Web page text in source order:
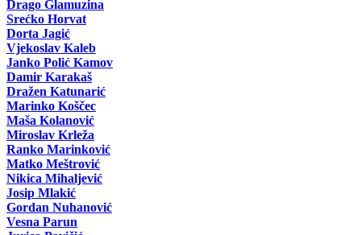
Drago Glamuzina
Srećko Horvat
Dorta Jagić
Vjekoslav Kaleb
Janko Polić Kamov
Damir Karakaš
Dražen Katunarić
Marinko Koščec
Maša Kolanović
Miroslav Krleža
Ranko Marinković
Matko Meštrović
Nikica Mihaljević
Josip Mlakić
Gordan Nuhanović
Vesna Parun